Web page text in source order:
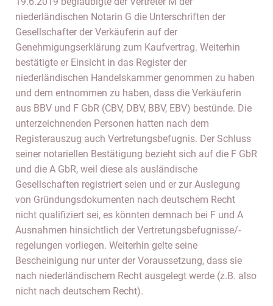
niederländischen Notarin G die Unterschriften der
Gesellschafter der Verkäuferin auf der
Genehmigungserklärung zum Kaufvertrag. Weiterhin
bestätigte er Einsicht in das Register der
niederländischen Handelskammer genommen zu haben
und dem entnommen zu haben, dass die Verkäuferin
aus BBV und F GbR (CBV, DBV, BBV, EBV) bestünde. Die
unterzeichnenden Personen hatten nach dem
Registerauszug auch Vertretungsbefugnis. Der Schluss
seiner notariellen Bestätigung bezieht sich auf die F GbR
und die A GbR, weil diese als ausländische
Gesellschaften registriert seien und er zur Auslegung
von Gründungsdokumenten nach deutschem Recht
nicht qualifiziert sei, es könnten demnach bei F und A
Ausnahmen hinsichtlich der Vertretungsbefugnisse/-
regelungen vorliegen. Weiterhin gelte seine
Bescheinigung nur unter der Voraussetzung, dass sie
nach niederländischem Recht ausgelegt werde (z.B. also
nicht nach deutschem Recht).